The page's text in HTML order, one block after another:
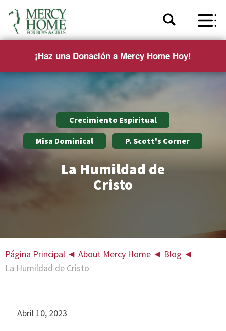
¡Haz una Donación a Mercy Home Hoy!
Crecimiento Espiritual
Misa Dominical P. Scott's Corner
La Humildad de
Cristo
Página Principal ◄ About Mercy Home ◄ Blog ◄
La Humildad de Cristo
Abril 10, 2023